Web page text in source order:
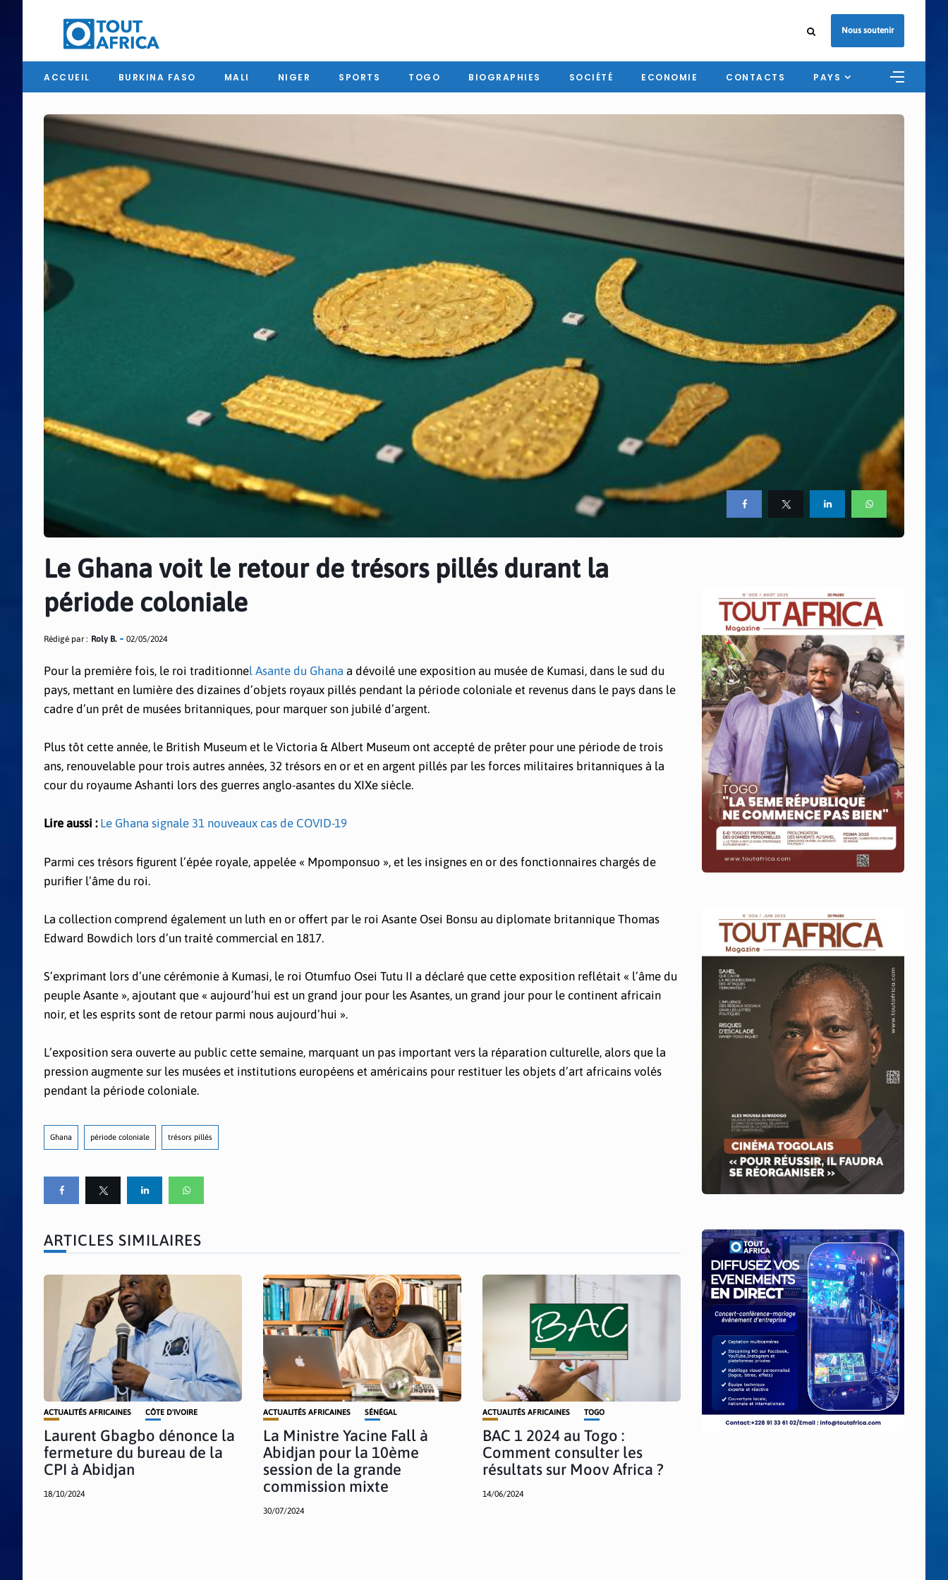
Nous soutenir
ACCUEIL BURKINA FASO MALI NIGER SPORTS TOGO BIOGRAPHIES SOCIÉTÉ ECONOMIE CONTACTS PAYS
Le Ghana voit le retour de trésors pillés durant la
période coloniale
Rédigé par : Roly B. 02/05/2024
Pour la première fois, le roi traditionnel Asante du Ghana a dévoilé une exposition au musée de Kumasi, dans le sud du
pays, mettant en lumière des dizaines d’objets royaux pillés pendant la période coloniale et revenus dans le pays dans le
cadre d’un prêt de musées britanniques, pour marquer son jubilé d’argent.
Plus tôt cette année, le British Museum et le Victoria & Albert Museum ont accepté de prêter pour une période de trois
ans, renouvelable pour trois autres années, 32 trésors en or et en argent pillés par les forces militaires britanniques à la
cour du royaume Ashanti lors des guerres anglo-asantes du XIXe siècle.
Lire aussi : Le Ghana signale 31 nouveaux cas de COVID-19
Parmi ces trésors figurent l’épée royale, appelée « Mpomponsuo », et les insignes en or des fonctionnaires chargés de
purifier l’âme du roi.
La collection comprend également un luth en or offert par le roi Asante Osei Bonsu au diplomate britannique Thomas
Edward Bowdich lors d’un traité commercial en 1817.
S’exprimant lors d’une cérémonie à Kumasi, le roi Otumfuo Osei Tutu II a déclaré que cette exposition reflétait « l’âme du
peuple Asante », ajoutant que « aujourd’hui est un grand jour pour les Asantes, un grand jour pour le continent africain
noir, et les esprits sont de retour parmi nous aujourd’hui ».
L’exposition sera ouverte au public cette semaine, marquant un pas important vers la réparation culturelle, alors que la
pression augmente sur les musées et institutions européens et américains pour restituer les objets d’art africains volés
pendant la période coloniale.
Ghana période coloniale trésors pillés
ARTICLES SIMILAIRES
ACTUALITÉS AFRICAINES CÔTE D'IVOIRE
Laurent Gbagbo dénonce la
fermeture du bureau de la
CPI à Abidjan
18/10/2024
ACTUALITÉS AFRICAINES SÉNÉGAL
La Ministre Yacine Fall à
Abidjan pour la 10ème
session de la grande
commission mixte
30/07/2024
ACTUALITÉS AFRICAINES TOGO
BAC 1 2024 au Togo :
Comment consulter les
résultats sur Moov Africa ?
14/06/2024